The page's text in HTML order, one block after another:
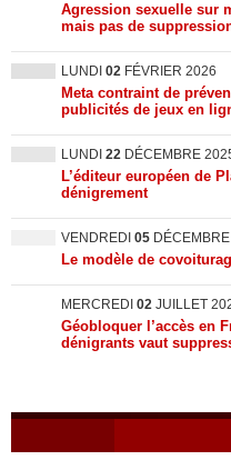
Agression sexuelle sur
mais pas de
LUNDI 02 FÉVRIER 2026
Meta contraint de
publicités de jeux en
LUNDI 22 DÉCEMBRE
L’éditeur européen de
dénigrement
VENDREDI 05
Le modèle de
MERCREDI 02 JUILLET
Géobloquer l’accès en
dénigrants vaut